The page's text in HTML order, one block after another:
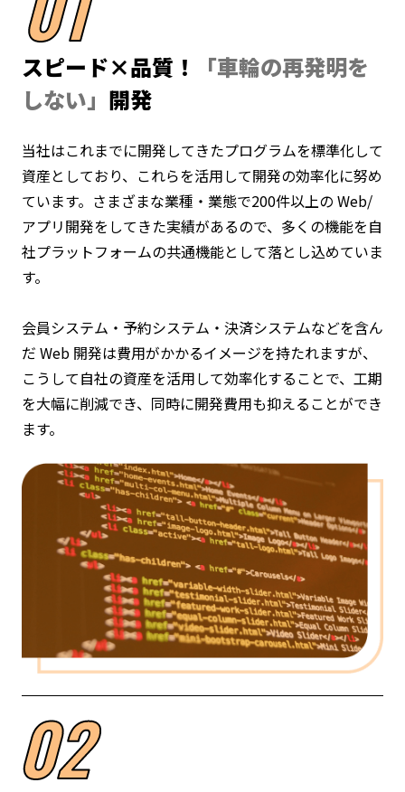
スピード×品質！
「車輪の再発明を
しない」 開発
当社はこれまでに開発してきたプログラムを標準化して
資産としており、これらを活用して開発の効率化に努め
ています。さまざまな業種・業態で200件以上の Web/
アプリ開発をしてきた実績があるので、多くの機能を自
社プラットフォームの共通機能として落とし込めていま
す。
会員システム・予約システム・決済システムなどを含ん
だ Web 開発は費用がかかるイメージを持たれますが、
こうして自社の資産を活用して効率化することで、工期
を大幅に削減でき、同時に開発費用も抑えることができ
ます。